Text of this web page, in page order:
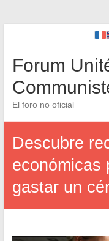
Forum
El foro no oficial
Descubre
económicas
gastar un